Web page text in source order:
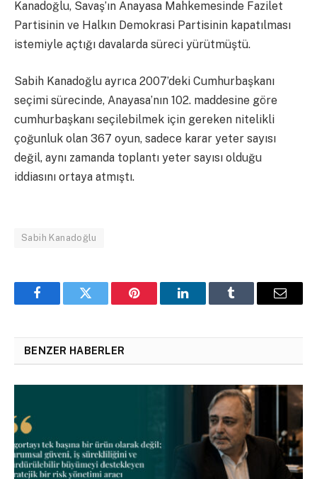
Kanadoğlu, Savaş’ın Anayasa Mahkemesinde Fazilet
Partisinin ve Halkın Demokrasi Partisinin kapatılması
istemiyle açtığı davalarda süreci yürütmüştü.
Sabih Kanadoğlu ayrıca 2007’deki Cumhurbaşkanı
seçimi sürecinde, Anayasa’nın 102. maddesine göre
cumhurbaşkanı seçilebilmek için gereken nitelikli
çoğunluk olan 367 oyun, sadece karar yeter sayısı
değil, aynı zamanda toplantı yeter sayısı olduğu
iddiasını ortaya atmıştı.
Sabih Kanadoğlu
FacebookTwitter Pinterest LinkedInTumblr Email
BENZER HABERLER